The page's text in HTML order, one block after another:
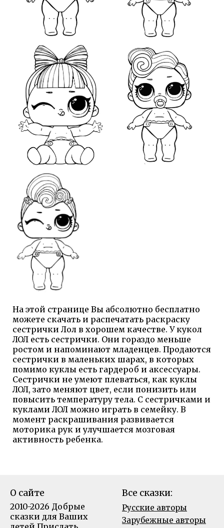
На этой странице Вы абсолютно бесплатно
можете скачать и распечатать раскраску
сестрички Лол в хорошем качестве. У кукол
ЛОЛ есть сестрички. Они гораздо меньше
ростом и напоминают младенцев. Продаются
сестрички в маленьких шарах, в которых
помимо куклы есть гардероб и аксессуары.
Сестрички не умеют плеваться, как куклы
ЛОЛ, зато меняют цвет, если понизить или
повысить температуру тела. С сестричками и
куклами ЛОЛ можно играть в семейку. В
момент раскрашивания развивается
моторика рук и улучшается мозговая
активность ребенка.
О сайте
2010-2026 Добрые
сказки для Ваших
Все сказки:
Русские авторы
Зарубежные авторы